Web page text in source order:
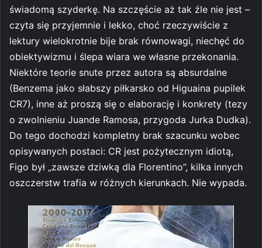
świadomą szyderkę. Na szczęście aż tak źle nie jest –
czyta się przyjemnie i lekko, choć rzeczywiście z
lektury wielokrotnie bije brak równowagi, niechęć do
obiektywizmu i ślepa wiara we własne przekonania.
Niektóre teorie snute przez autora są absurdalne
(Benzema jako słabszy piłkarsko od Higuaina pupilek
CR7), inne aż proszą się o elaborację i konkrety (tezy
o zwolnieniu Juande Ramosa, przygoda Jurka Dudka).
Do tego dochodzi kompletny brak szacunku wobec
opisywanych postaci: CR jest pożytecznym idiotą,
Figo był „zawsze dziwką dla Florentino”, kilka innych
oszczerstw trafia w różnych kierunkach. Nie wypada.